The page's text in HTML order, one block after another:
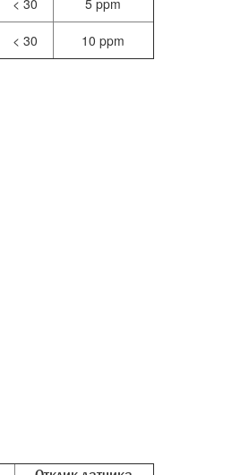
< 30
5 ppm
< 30 10 ppm